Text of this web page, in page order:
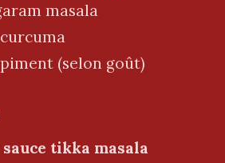
masala
(selon goût)
tikka masala